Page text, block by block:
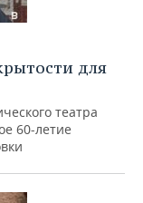
для
театра
60-летие